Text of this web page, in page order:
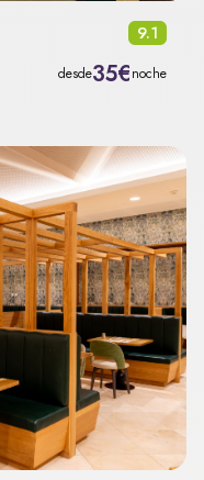
9.1
desde35€noche